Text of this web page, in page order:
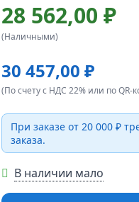
28 562,00 ₽
(Наличными)
30 457,00 ₽
(По счету с НДС 22% или по QR-
При заказе от 20 000 ₽
заказа.
В наличии мало